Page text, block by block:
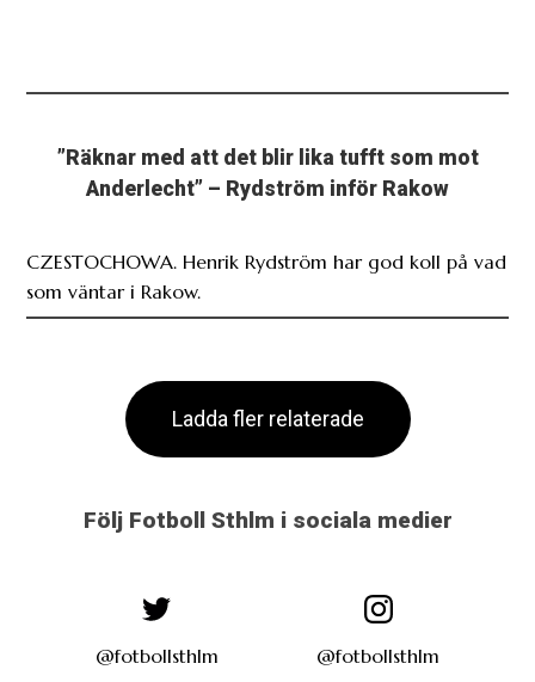
”Räknar med att det blir lika tufft som mot
Anderlecht” – Rydström inför Rakow
CZESTOCHOWA. Henrik Rydström har god koll på vad
som väntar i Rakow.
Ladda fler relaterade
Följ Fotboll Sthlm i sociala medier
@fotbollsthlm @fotbollsthlm